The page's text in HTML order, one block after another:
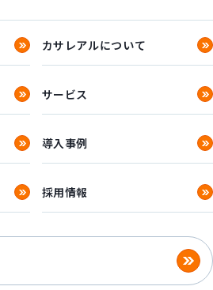
カサレアルについて
サービス
導入事例
採用情報